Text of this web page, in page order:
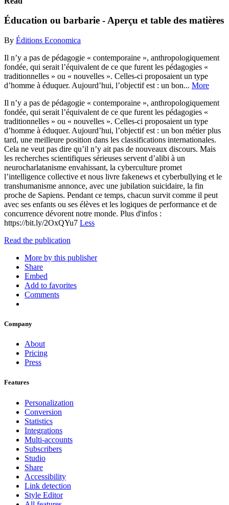
Éducation ou barbarie - Aperçu et table des matières
By Éditions Economica
Il n’y a pas de pédagogie « contemporaine », anthropologiquement
fondée, qui serait l’équivalent de ce que furent les pédagogies «
traditionnelles » ou « nouvelles ». Celles-ci proposaient un type
d’homme à éduquer. Aujourd’hui, l’objectif est : un bon... More
Il n’y a pas de pédagogie « contemporaine », anthropologiquement
fondée, qui serait l’équivalent de ce que furent les pédagogies «
traditionnelles » ou « nouvelles ». Celles-ci proposaient un type
d’homme à éduquer. Aujourd’hui, l’objectif est : un bon métier plus
tard, une meilleure position dans les classifications internationales.
Cela ne veut pas dire qu’il n’y ait pas de nouveaux discours. Mais
les recherches scientifiques sérieuses servent d’alibi à un
neurocharlatanisme envahissant, la cyberculture promet
l’intelligence collective et nous livre fakenews et cyberbullying et le
transhumanisme annonce, avec une jubilation suicidaire, la fin
proche de Sapiens. Pendant ce temps, chacun survit comme il peut
avec ses enfants ou ses élèves et les logiques de performance et de
concurrence dévorent notre monde. Plus d'infos :
https://bit.ly/2OxQYu7 Less
Read the publication
More by this publisher
Share
Embed
Add to favorites
Comments
Company
About
Pricing
Press
Features
Personalization
Conversion
Statistics
Integrations
Multi-accounts
Subscribers
Studio
Share
Accessibility
Link detection
Style Editor